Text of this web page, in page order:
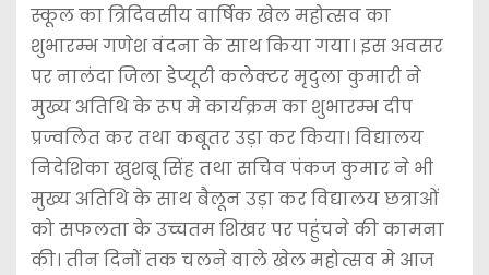
स्कूल का त्रिदिवसीय वार्षिक खेल महोत्सव का
शुभारम्भ गणेश वंदना के साथ किया गया। इस अवसर
पर नालंदा जिला डेप्यूटी कलेक्टर मृदुला कुमारी ने
मुख्य अतिथि के रूप मे कार्यक्रम का शुभारम्भ दीप
प्रज्वलित कर तथा कबूतर उड़ा कर किया। विद्यालय
निदेशिका खुशबू सिंह तथा सचिव पंकज कुमार ने भी
मुख्य अतिथि के साथ बैलून उड़ा कर विद्यालय छत्राओं
को सफलता के उच्चतम शिखर पर पहुंचने की कामना
की। तीन दिनों तक चलने वाले खेल महोत्सव मे आज